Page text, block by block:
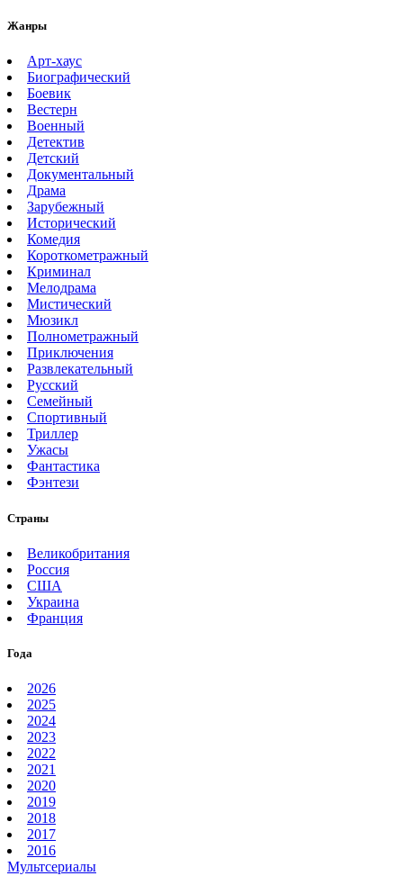
Жанры
Арт-хаус
Биографический
Боевик
Вестерн
Военный
Детектив
Детский
Документальный
Драма
Зарубежный
Исторический
Комедия
Короткометражный
Криминал
Мелодрама
Мистический
Мюзикл
Полнометражный
Приключения
Развлекательный
Русский
Семейный
Спортивный
Триллер
Ужасы
Фантастика
Фэнтези
Страны
Великобритания
Россия
США
Украина
Франция
Года
2026
2025
2024
2023
2022
2021
2020
2019
2018
2017
2016
Мультсериалы